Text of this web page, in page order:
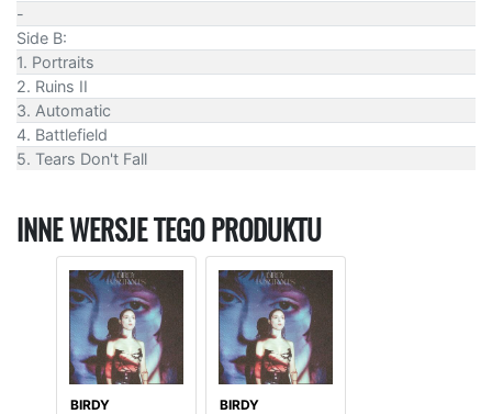
-
Side B:
1. Portraits
2. Ruins II
3. Automatic
4. Battlefield
5. Tears Don't Fall
INNE WERSJE TEGO PRODUKTU
BIRDY
BIRDY